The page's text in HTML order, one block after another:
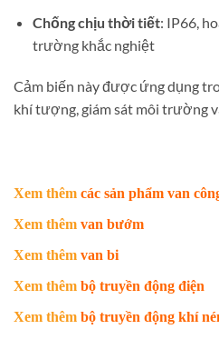
Chống chịu thời tiết: IP66,
trường khắc nghiệt
Cảm biến này được ứng dụng
khí tượng, giám sát môi trường
Xem thêm các sản phẩm van
Xem thêm van bướm
Xem thêm van bi
Xem thêm bộ truyền động điện
Xem thêm bộ truyền động khí